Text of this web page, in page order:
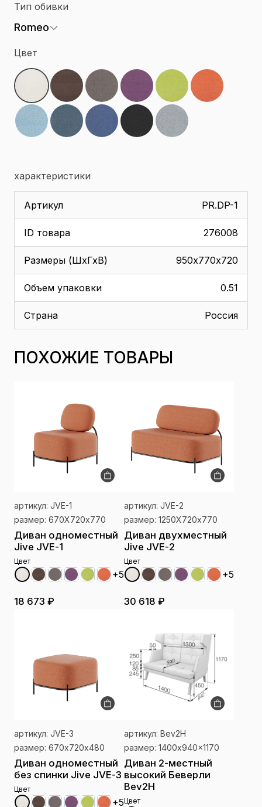
Тип обивки
Romeo
Цвет
характеристики
Артикул PR.DP-1
ID товара 276008
Размеры (ШхГхВ) 950х770х720
Объем упаковки 0.51
Страна Россия
ПОХОЖИЕ ТОВАРЫ
артикул: JVE-1
размер: 670Х720х770
Диван одноместный
Jive JVE-1
Цвет
+5
18 673 ₽
артикул: JVE-2
размер: 1250Х720х770
Диван двухместный
Jive JVE-2
Цвет
+5
30 618 ₽
артикул: JVE-3
размер: 670х720х480
Диван одноместный
без спинки Jive JVE-3
Цвет
+5
артикул: Bev2H
размер: 1400x940x1170
Диван 2-местный
высокий Беверли
Bev2H
Цвет